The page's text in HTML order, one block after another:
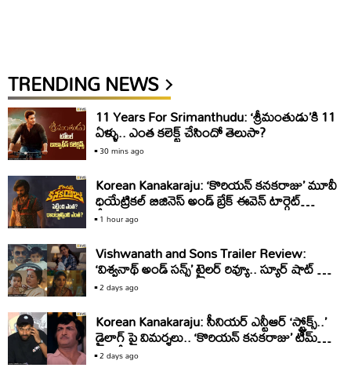
TRENDING NEWS
11 Years For Srimanthudu: ‘శ్రీమంతుడు’కి 11
ఏళ్ళు.. ఎంత కలెక్ట్ చేసిందో తెలుసా?
30 mins ago
Korean Kanakaraju: ‘కొరియన్ కనకరాజు’ మూవీ
ధియేట్రికల్ బిజినెస్ అండ్ బ్రేక్ ఈవెన్ టార్గెట్
డీటెయిల్స్
1 hour ago
Vishwanath and Sons Trailer Review:
‘విశ్వనాథ్ అండ్ సన్స్’ ట్రైలర్ రివ్యూ.. స్యూర్ షాట్ బ్లాక్
బస్టర్
2 days ago
Korean Kanakaraju: సీనియర్ ఎన్టీఆర్ ‘స్ట్రోక్స్..’
డైలాగ్ పై విమర్శలు.. ‘కొరియన్ కనకరాజు’ టీమ్
క్లారిటీ ఇది
2 days ago